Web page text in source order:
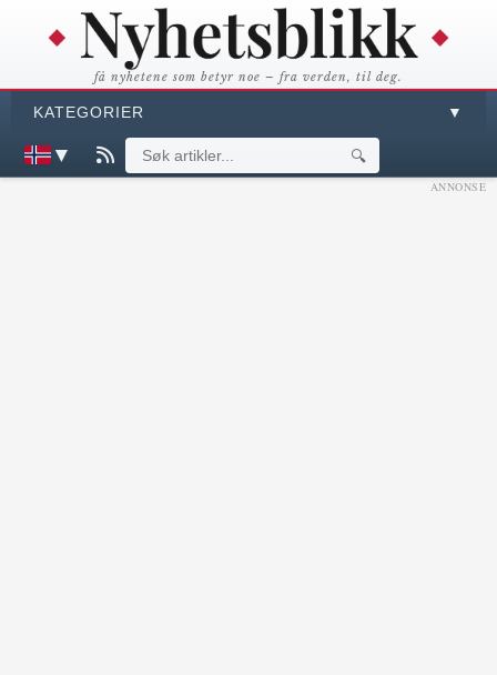
få nyhetene som betyr noe – fra verden, til deg.
KATEGORIER ▼
▼ 🔍
ANNONSE